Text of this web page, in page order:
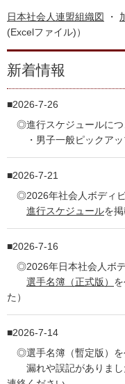
日本社会人連盟組織図 ・
(Excelファイル)）
新着情報
2026-7-26
◎進行スケジュールにつ
・男子一般ピックアッ
2026-7-21
◎2026年社会人ボディ
進行スケジュールを掲
2026-7-16
◎2026年日本社会人ボデ
選手名簿（正式版）
た）
2026-7-14
◎選手名簿（暫定版）を
漏れや誤記がありまし